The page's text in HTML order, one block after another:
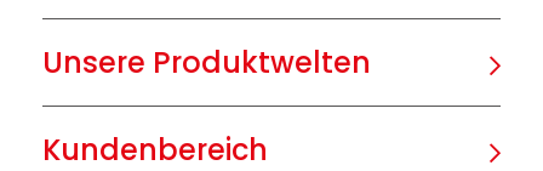
Unsere Produktwelten
Kundenbereich